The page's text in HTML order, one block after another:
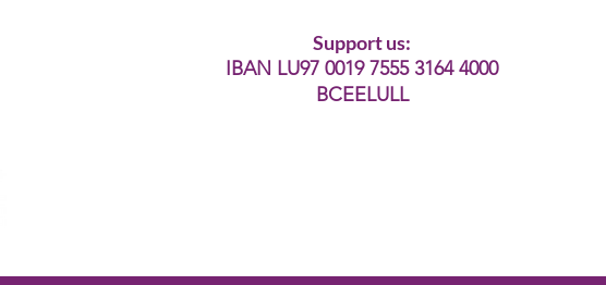
Support us:
IBAN LU97 0019 7555 3164 4000
BCEELULL